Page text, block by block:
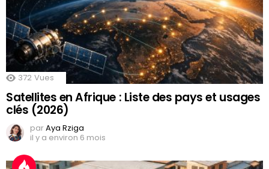
372 Vues
Satellites en Afrique : Liste des pays et usages
clés (2026)
parAya Rziga
il y a environ 6 mois